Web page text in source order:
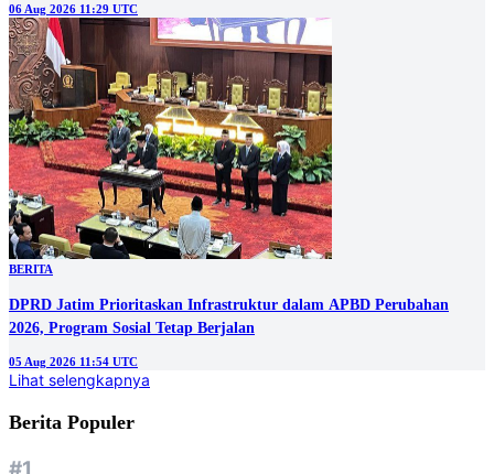
06 Aug 2026 11:29 UTC
BERITA
DPRD Jatim Prioritaskan Infrastruktur dalam APBD Perubahan
2026, Program Sosial Tetap Berjalan
05 Aug 2026 11:54 UTC
Lihat selengkapnya
Berita Populer